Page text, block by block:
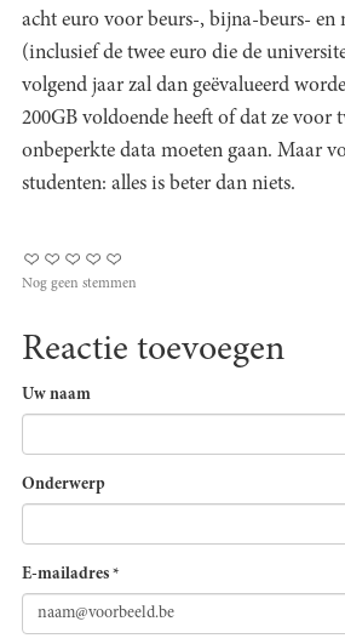
acht euro voor beurs-, bijna-beurs- en
(inclusief de twee euro die de
volgend jaar zal dan geëvalueerd
200GB voldoende heeft of dat ze voor
onbeperkte data moeten gaan. Maar
studenten: alles is beter dan niets.
Nog geen stemmen
Reactie toevoegen
Uw naam
Onderwerp
E-mailadres *